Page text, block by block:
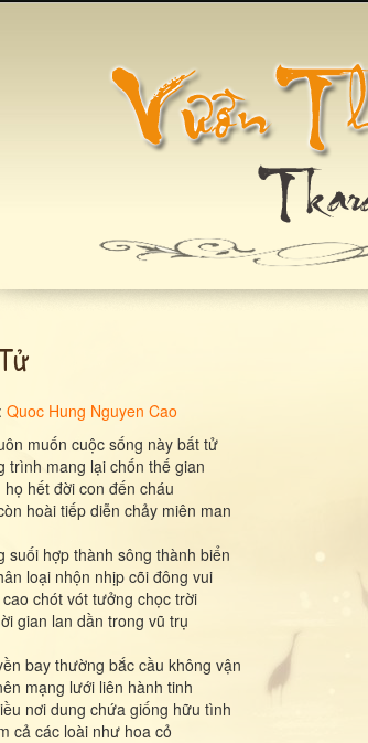
Quoc Hung Nguyen Cao
muốn cuộc sống này bất tử
trình mang lại chốn thế gian
họ hết đời con đến cháu
hoài tiếp diễn chảy miên man
suối hợp thành sông thành biển
loại nhộn nhịp cõi đông vui
chót vót tưởng chọc trời
gian lan dần trong vũ trụ
bay thường bắc cầu không vận
mạng lưới liên hành tinh
nơi dung chứa giống hữu tình
cả các loài như hoa cỏ